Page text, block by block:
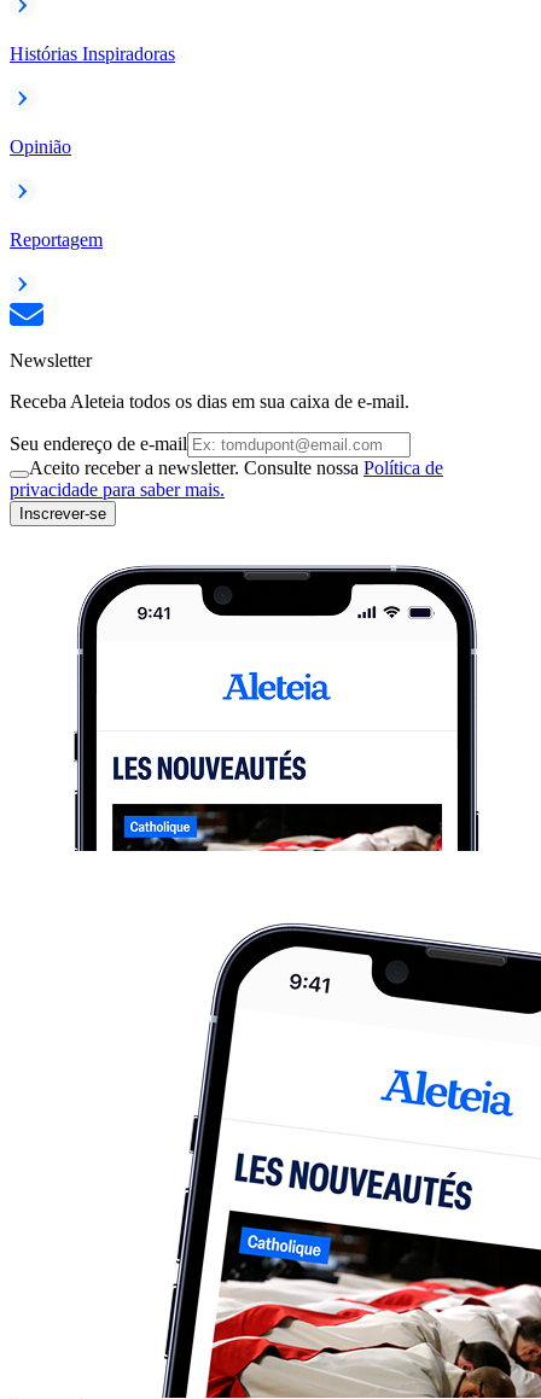
Histórias Inspiradoras
Opinião
Reportagem
Newsletter
Receba Aleteia todos os dias em sua caixa de e-mail.
Seu endereço de e-mail
Aceito receber a newsletter. Consulte nossa Política de
privacidade para saber mais.
Inscrever-se